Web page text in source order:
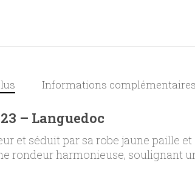
Informations complémentaires
– Languedoc
et séduit par sa robe jaune paille
rondeur harmonieuse, soulignant